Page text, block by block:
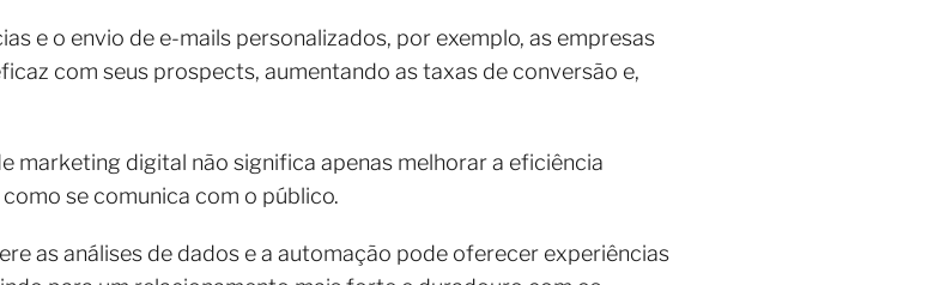
e o envio de e-mails personalizados, por exemplo, as empresas
com seus prospects, aumentando as taxas de conversão e,
marketing digital não significa apenas melhorar a eficiência
se comunica com o público.
as análises de dados e a automação pode oferecer experiências